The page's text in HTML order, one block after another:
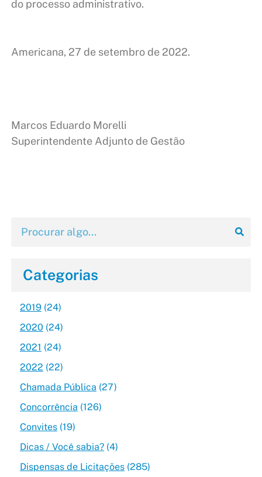
do processo administrativo.
Americana, 27 de setembro de 2022.
Marcos Eduardo Morelli
Superintendente Adjunto de Gestão
Categorias
2019(24)
2020 (24)
2021 (24)
2022 (22)
Chamada Pública (27)
Concorrência (126)
Convites(19)
Dicas / Você sabia?(4)
Dispensas de Licitações(285)